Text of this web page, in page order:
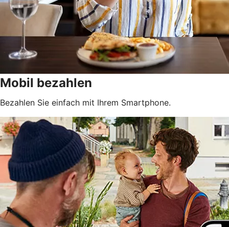
Mobil bezahlen
Bezahlen Sie einfach mit Ihrem Smartphone.